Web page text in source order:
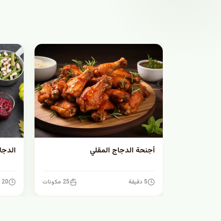
أجنحة الدجاج المقلي
5 دقيقة 25 مكونات 20 دقيقة